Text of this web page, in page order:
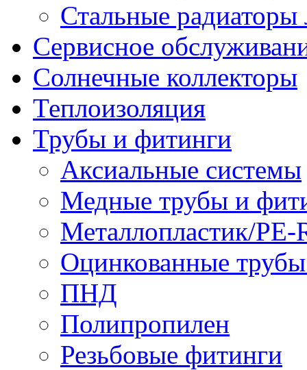
Стальные радиаторы
Сервисное
Солнечные коллекторы
Теплоизоляция
Трубы и фитинги
Аксиальные системы
Медные трубы и
Металлопластик/
Оцинкованные
ПНД
Полипропилен
Резьбовые фитинги